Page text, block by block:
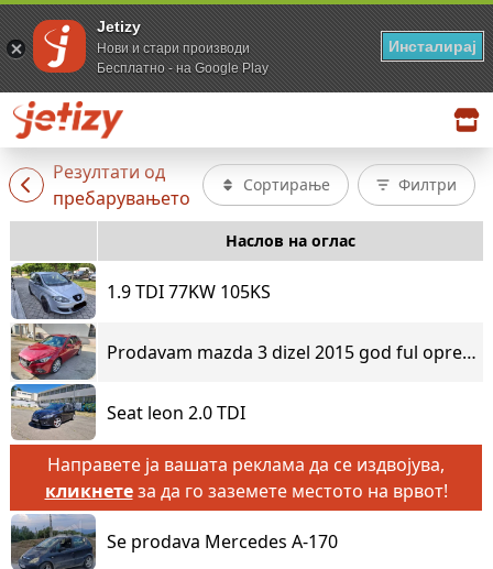
Резултати од
пребарувањето
Сортирање Филтри
Наслов на оглас
1.9 TDI 77KW 105KS
Prodavam mazda 3 dizel 2015 god ful oprema 087344232
Seat leon 2.0 TDI
Направете ја вашата реклама да се издвојува,
кликнетеза да го заземете местото на врвот!
Se prodava Mercedes A-170
Jetizy
Нови и стари производи
Бесплатно - на Google Play
Инсталирај